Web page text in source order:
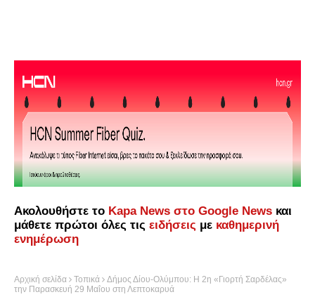
Ακολουθήστε το Kapa News στο Google News και
μάθετε πρώτοι όλες τις ειδήσεις με καθημερινή
ενημέρωση
Αρχική σελίδα Τοπικά
Δήμος Δίου-Ολύμπου: Η 2η «Γιορτή Σαρδέλας»
την Παρασκευή 29 Μαΐου στη Λεπτοκαρυά